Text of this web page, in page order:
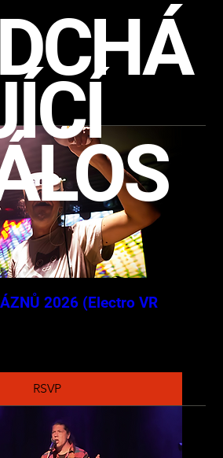
2026 (Electro VR
RSVP